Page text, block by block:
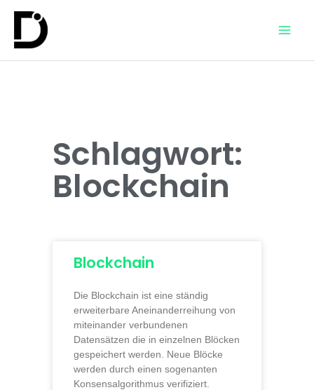
Schlagwort:
Blockchain
Blockchain
Die Blockchain ist eine ständig
erweiterbare Aneinanderreihung von
miteinander verbundenen
Datensätzen die in einzelnen Blöcken
gespeichert werden. Neue Blöcke
werden durch einen sogenanten
Konsensalgorithmus verifiziert.